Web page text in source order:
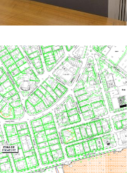
PROJECTE
A LA
GOYA DE